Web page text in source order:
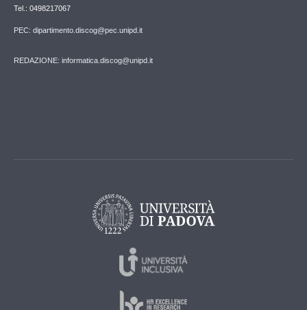
Tel.: 0498217067
PEC: dipartimento.discog@pec.unipd.it
REDAZIONE: informatica.discog@unipd.it